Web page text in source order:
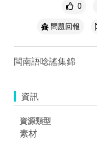
0
問題回報
閩南語唸謠集錦
資訊
資源類型
素材